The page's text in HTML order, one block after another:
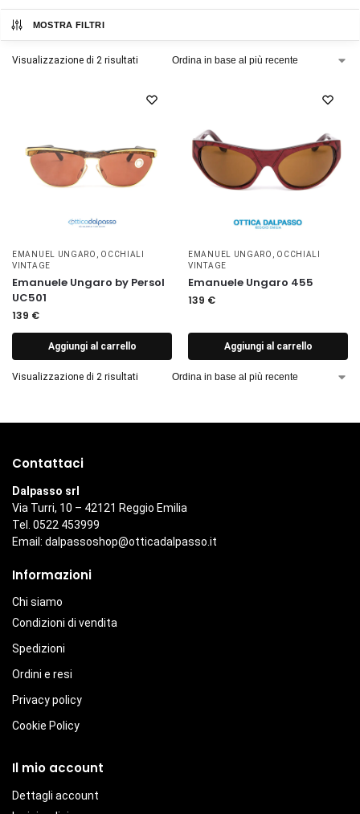
MOSTRA FILTRI
Visualizzazione di 2 risultati
EMANUEL UNGARO
OCCHIALI
VINTAGE
Emanuele Ungaro by Persol
UC501
139 €
Aggiungi al carrello
EMANUEL UNGARO
OCCHIALI
VINTAGE
Emanuele Ungaro 455
139 €
Aggiungi al carrello
Visualizzazione di 2 risultati
Contattaci
Dalpasso srl
Via Turri, 10 – 42121 Reggio Emilia
Tel. 0522 453999
Email: dalpassoshop@otticadalpasso.it
Informazioni
Chi siamo
Condizioni di vendita
Spedizioni
Ordini e resi
Privacy policy
Cookie Policy
Il mio account
Dettagli account